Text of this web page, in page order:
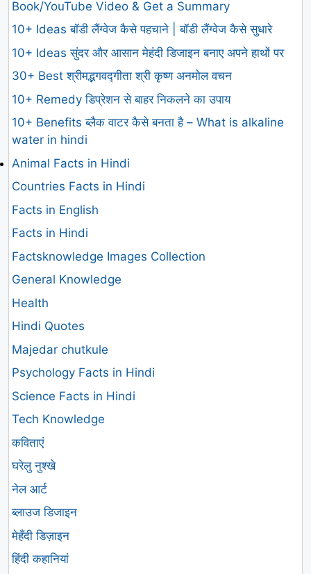
Book/YouTube Video & Get a Summary
10+ Ideas बॉडी लैंग्वेज कैसे पहचाने | बॉडी लैंग्वेज कैसे सुधारे
10+ Ideas सुंदर और आसान मेहंदी डिजाइन बनाए अपने हाथों पर
30+ Best श्रीमद्भगवद्गीता श्री कृष्ण अनमोल वचन
10+ Remedy डिप्रेशन से बाहर निकलने का उपाय
10+ Benefits ब्लैक वाटर कैसे बनता है – What is alkaline
water in hindi
Animal Facts in Hindi
Countries Facts in Hindi
Facts in English
Facts in Hindi
Factsknowledge Images Collection
General Knowledge
Health
Hindi Quotes
Majedar chutkule
Psychology Facts in Hindi
Science Facts in Hindi
Tech Knowledge
कविताएं
घरेलु नुश्खे
नेल आर्ट
ब्लाउज डिजाइन
मेहँदी डिज़ाइन
हिंदी कहानियां